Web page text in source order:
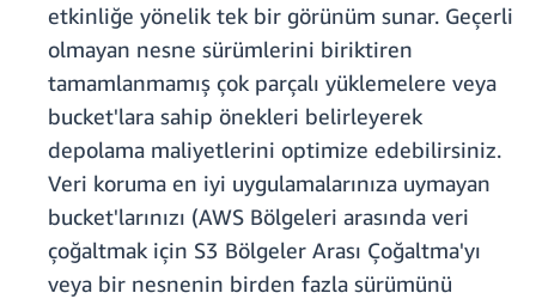
etkinliğe yönelik tek bir görünüm sunar. Geçerli
olmayan nesne sürümlerini biriktiren
tamamlanmamış çok parçalı yüklemelere veya
bucket'lara sahip önekleri belirleyerek
depolama maliyetlerini optimize edebilirsiniz.
Veri koruma en iyi uygulamalarınıza uymayan
bucket'larınızı (AWS Bölgeleri arasında veri
çoğaltmak için S3 Bölgeler Arası Çoğaltma'yı
veya bir nesnenin birden fazla sürümünü